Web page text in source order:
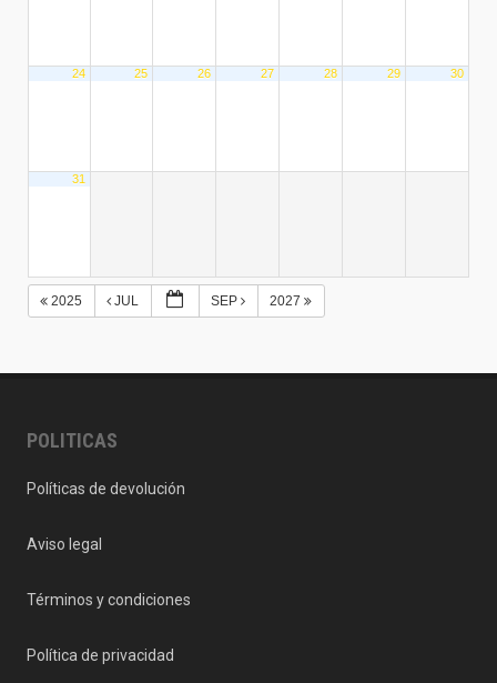
24 25 26 27 28 29 30
31
2025 JUL SEP 2027
POLITICAS
Políticas de devolución
Aviso legal
Términos y condiciones
Política de privacidad